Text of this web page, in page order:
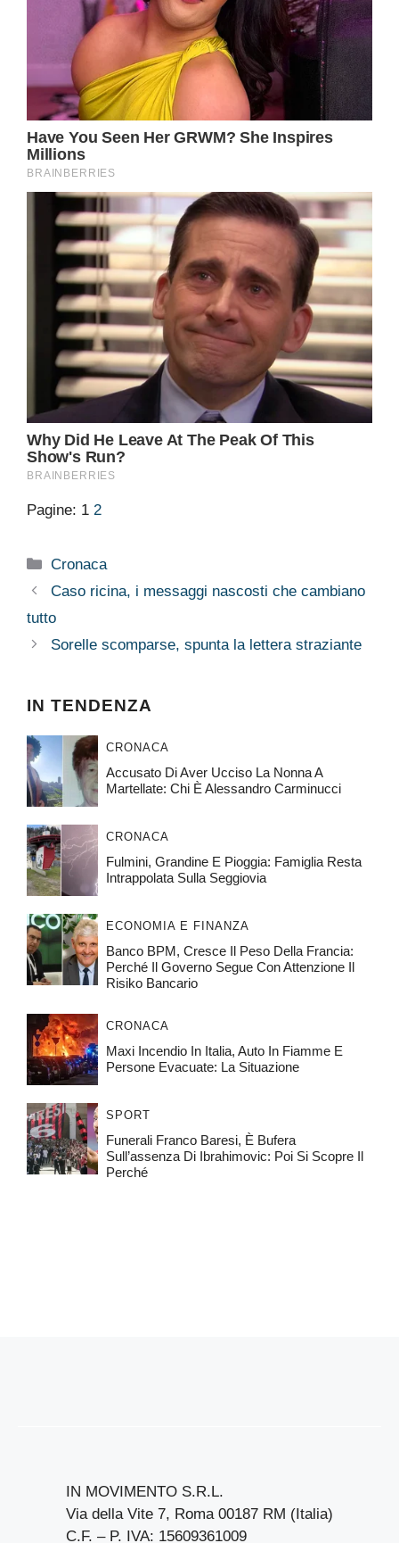
Pagine: 1 2
Categorie
Cronaca
Caso ricina, i messaggi nascosti che cambiano
tutto
Sorelle scomparse, spunta la lettera straziante
IN TENDENZA
CRONACA
Accusato Di Aver Ucciso La Nonna A
Martellate: Chi È Alessandro Carminucci
CRONACA
Fulmini, Grandine E Pioggia: Famiglia Resta
Intrappolata Sulla Seggiovia
ECONOMIA E FINANZA
Banco BPM, Cresce Il Peso Della Francia:
Perché Il Governo Segue Con Attenzione Il
Risiko Bancario
CRONACA
Maxi Incendio In Italia, Auto In Fiamme E
Persone Evacuate: La Situazione
SPORT
Funerali Franco Baresi, È Bufera
Sull’assenza Di Ibrahimovic: Poi Si Scopre Il
Perché
IN MOVIMENTO S.R.L.
Via della Vite 7, Roma 00187 RM (Italia)
C.F. – P. IVA: 15609361009